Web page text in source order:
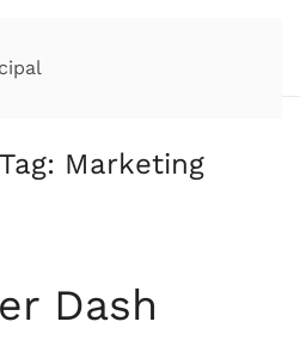
Marketing
Dash